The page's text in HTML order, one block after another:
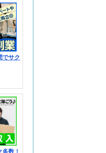
でサク
数！